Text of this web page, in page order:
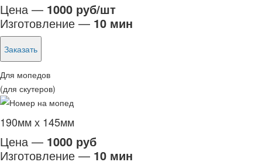
Цена — 1000 руб/шт
Изготовление — 10 мин
Заказать
Для мопедов
(для скутеров)
190мм х 145мм
Цена — 1000 руб
Изготовление — 10 мин